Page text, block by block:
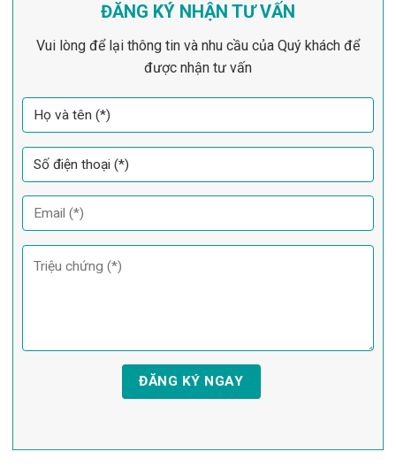
ĐĂNG KÝ NHẬN TƯ VẤN
Vui lòng để lại thông tin và nhu cầu của Quý khách để
được nhận tư vấn